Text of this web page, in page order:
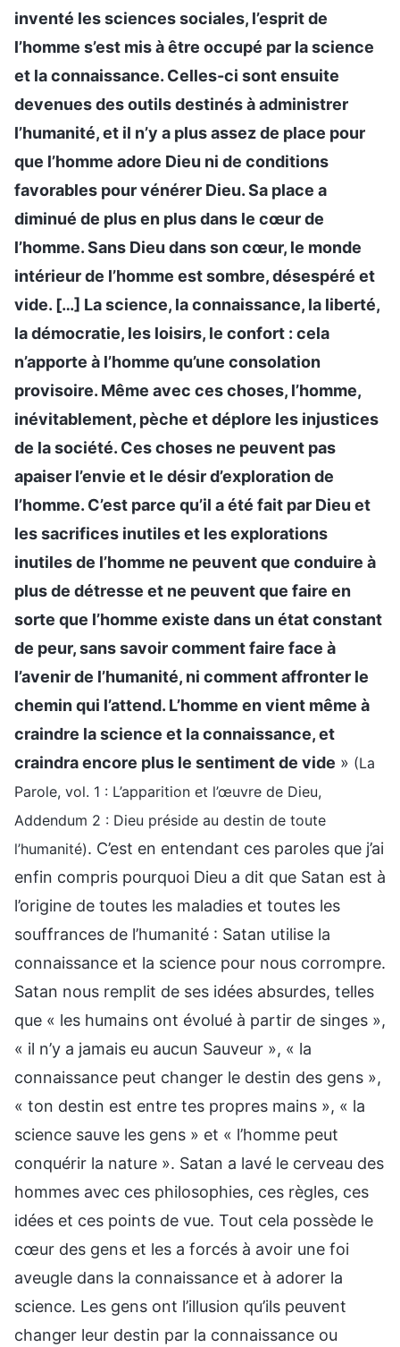
inventé les sciences sociales, l’esprit de
l’homme s’est mis à être occupé par la science
et la connaissance. Celles-ci sont ensuite
devenues des outils destinés à administrer
l’humanité, et il n’y a plus assez de place pour
que l’homme adore Dieu ni de conditions
favorables pour vénérer Dieu. Sa place a
diminué de plus en plus dans le cœur de
l’homme. Sans Dieu dans son cœur, le monde
intérieur de l’homme est sombre, désespéré et
vide. […] La science, la connaissance, la liberté,
la démocratie, les loisirs, le confort : cela
n’apporte à l’homme qu’une consolation
provisoire. Même avec ces choses, l’homme,
inévitablement, pèche et déplore les injustices
de la société. Ces choses ne peuvent pas
apaiser l’envie et le désir d’exploration de
l’homme. C’est parce qu’il a été fait par Dieu et
les sacrifices inutiles et les explorations
inutiles de l’homme ne peuvent que conduire à
plus de détresse et ne peuvent que faire en
sorte que l’homme existe dans un état constant
de peur, sans savoir comment faire face à
l’avenir de l’humanité, ni comment affronter le
chemin qui l’attend. L’homme en vient même à
craindre la science et la connaissance, et
craindra encore plus le sentiment de vide » (La
Parole, vol. 1 : L’apparition et l’œuvre de Dieu,
Addendum 2 : Dieu préside au destin de toute
l’humanité). C’est en entendant ces paroles que j’ai
enfin compris pourquoi Dieu a dit que Satan est à
l’origine de toutes les maladies et toutes les
souffrances de l’humanité : Satan utilise la
connaissance et la science pour nous corrompre.
Satan nous remplit de ses idées absurdes, telles
que « les humains ont évolué à partir de singes »,
« il n’y a jamais eu aucun Sauveur », « la
connaissance peut changer le destin des gens »,
« ton destin est entre tes propres mains », « la
science sauve les gens » et « l’homme peut
conquérir la nature ». Satan a lavé le cerveau des
hommes avec ces philosophies, ces règles, ces
idées et ces points de vue. Tout cela possède le
cœur des gens et les a forcés à avoir une foi
aveugle dans la connaissance et à adorer la
science. Les gens ont l’illusion qu’ils peuvent
changer leur destin par la connaissance ou